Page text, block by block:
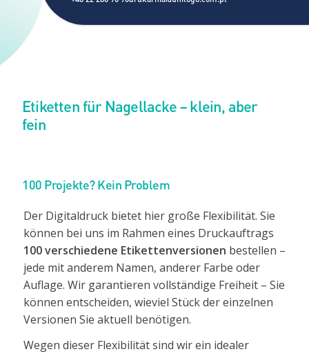
Etiketten für Nagellacke – klein, aber
fein
100 Projekte? Kein Problem
Der Digitaldruck bietet hier große Flexibilität. Sie
können bei uns im Rahmen eines Druckauftrags
100 verschiedene Etikettenversionen bestellen –
jede mit anderem Namen, anderer Farbe oder
Auflage. Wir garantieren vollständige Freiheit – Sie
können entscheiden, wieviel Stück der einzelnen
Versionen Sie aktuell benötigen.
Wegen dieser Flexibilität sind wir ein idealer